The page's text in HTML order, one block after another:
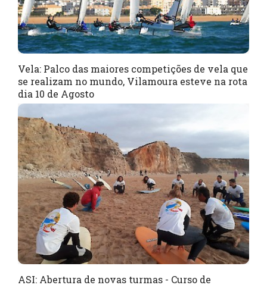
Vela: Palco das maiores competições de vela que
se realizam no mundo, Vilamoura esteve na rota
dia 10 de Agosto
ASI: Abertura de novas turmas - Curso de